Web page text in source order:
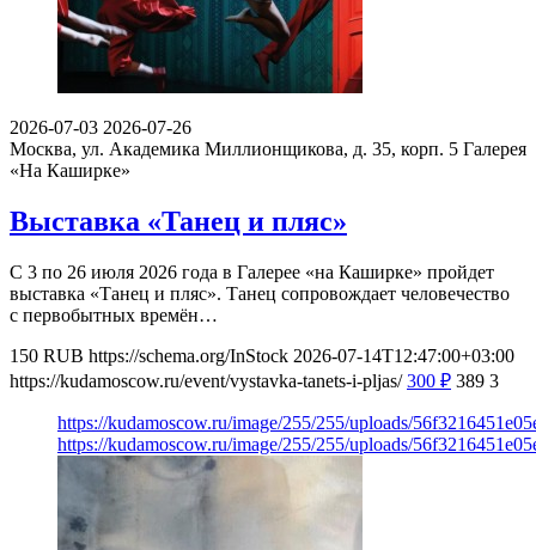
2026-07-03 2026-07-26
Москва, ул. Академика Миллионщикова, д. 35, корп. 5 Галерея
«На Каширке»
Выставка «Танец и пляс»
С 3 по 26 июля 2026 года в Галерее «на Каширке» пройдет
выставка «Танец и пляс». Танец сопровождает человечество
с первобытных времён…
150 RUB https://schema.org/InStock 2026-07-14T12:47:00+03:00
https://kudamoscow.ru/event/vystavka-tanets-i-pljas/ 300 ₽ 389 3
https://kudamoscow.ru/image/255/255/uploads/
https://kudamoscow.ru/image/255/255/uploads/